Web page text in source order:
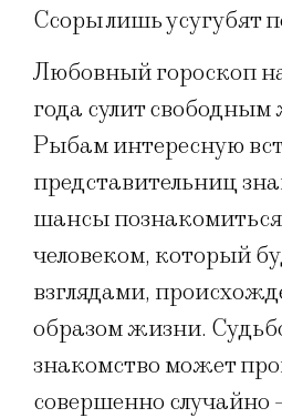
Ссоры лишь усугубят
Любовный гороскоп
года сулит
Рыбам интересную
представительниц
шансы
человеком, который
взглядами,
образом жизни.
знакомство может
совершенно случайно